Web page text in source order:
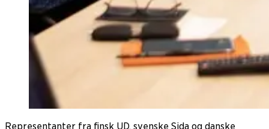
Representanter fra finsk UD, svenske Sida og danske